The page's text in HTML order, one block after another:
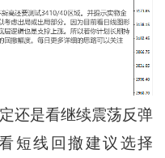
是看继续震荡反弹
短线回撤建议选择